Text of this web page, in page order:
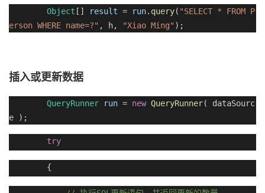
Object [] result = run. query( "SELECT * FROM P
erson WHERE name=?" , h, "Xiao Ming" );
插入或更新数据
QueryRunner run = new QueryRunner( dataSourc
e );
try
{